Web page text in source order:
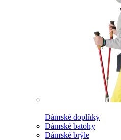
Dámské doplňky
Dámské batohy
Dámské brýle